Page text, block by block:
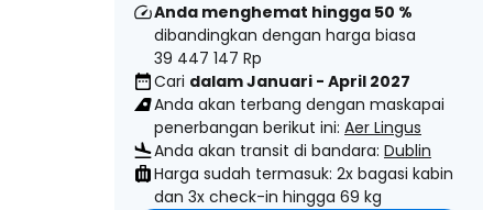
Anda menghemat hingga 50 %
dibandingkan dengan harga biasa
39 447 147 Rp
Cari dalam Januari - April 2027
Anda akan terbang dengan maskapai
penerbangan berikut ini: Aer Lingus
Anda akan transit di bandara: Dublin
Harga sudah termasuk: 2x bagasi kabin
dan 3x check-in hingga 69 kg